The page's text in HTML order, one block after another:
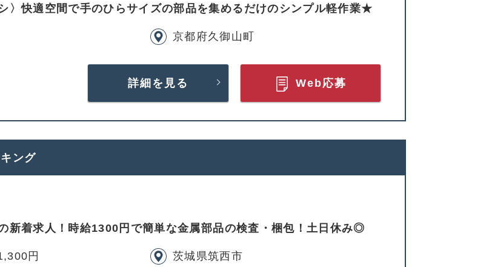
〉快適空間で手のひらサイズの部品を集めるだけのシンプル軽作業★
京都府久御山町
詳細を見る Web応募
ング
新着求人！時給1300円で簡単な金属部品の検査・梱包！土日休み◎
円 茨城県筑西市